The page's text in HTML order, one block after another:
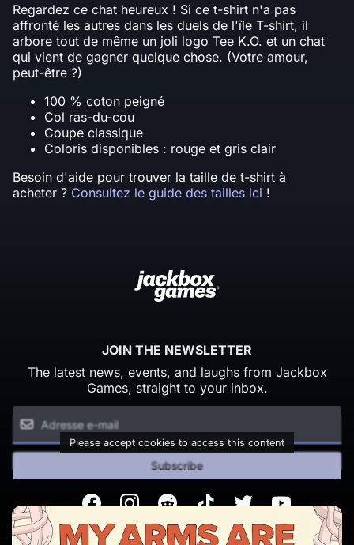
Regardez ce chat heureux ! Si ce t-shirt n'a pas
affronté les autres dans les duels de l'île T-shirt, il
arbore tout de même un joli logo Tee K.O. et un chat
qui vient de gagner quelque chose. (Votre amour,
peut-être ?)
100 % coton peigné
Col ras-du-cou
Coupe classique
Coloris disponibles : rouge et gris clair
Besoin d'aide pour trouver la taille de t-shirt à
acheter ? Consultez le guide des tailles ici !
JOIN THE NEWSLETTER
The latest news, events, and laughs from Jackbox
Games, straight to your inbox.
Please accept cookies to access this content
Subscribe
FacebookInstagramReddit TikTok Twitter Youtube